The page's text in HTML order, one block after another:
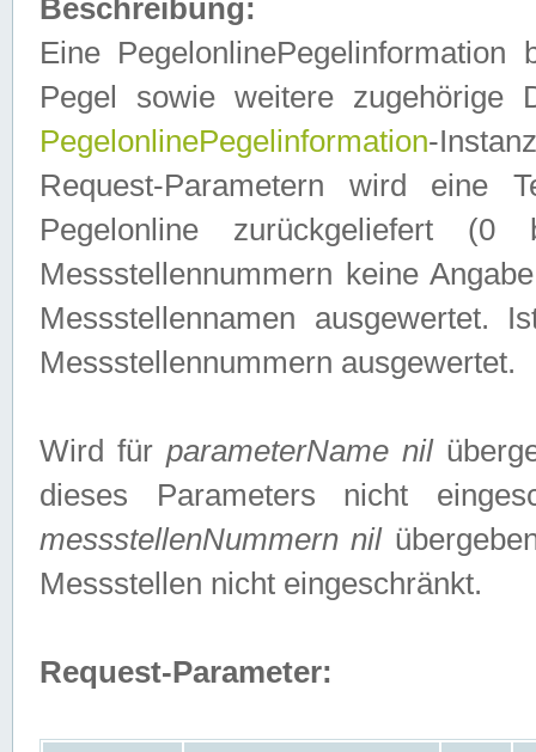
Beschreibung:
Eine
Pegel sowie weitere zugehörige
PegelonlinePegelinformation-
Request-Parametern wird eine
Pegelonline zurückgeliefert
Messstellennummern keine
Messstellennamen ausgewertet.
Messstellennummern ausgewertet.
Wird fürparameterName nil
dieses Parameters nicht
messstellenNummern nil
Messstellen nicht eingeschränkt.
Request-Parameter: